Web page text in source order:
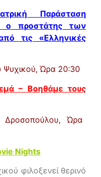
Παράσταση
ο προστάτης των
τις «Ελληνικές
Ψυχικού,Ώρα 20:30
– Βοηθάμε τους
Δροσοπούλου,Ώρα
Nights
φιλοξενεί θερινό